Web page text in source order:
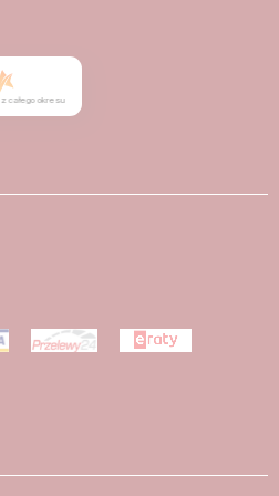
z całego okresu